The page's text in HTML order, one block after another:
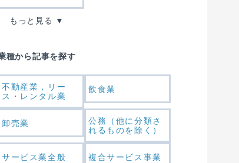
もっと見る
種から記事を探す
不動産業，リー
ス・レンタル業
飲食業
卸売業
公務（他に分類さ
れるものを除く）
サービス業全般 複合サービス事業